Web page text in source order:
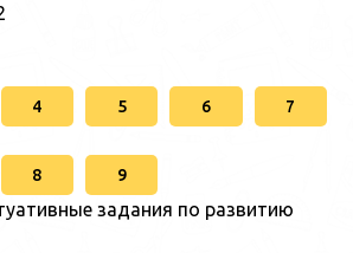
4 5 6 7
8 9
задания по развитию